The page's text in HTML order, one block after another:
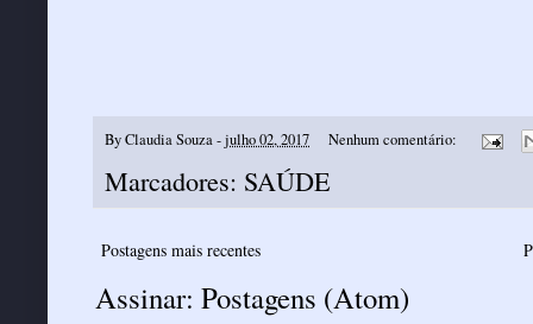
ByClaudia Souza-julho 02, 2017 Nenhum comentário:
Marcadores: SAÚDE
Postagens mais recentes
Assinar: Postagens (Atom)